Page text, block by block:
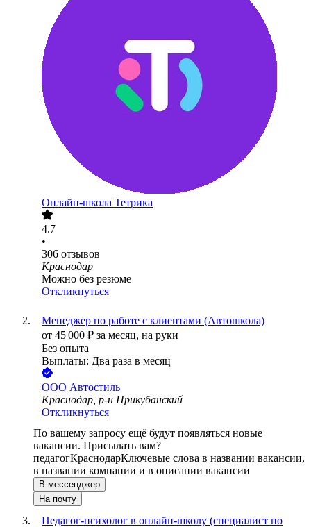
Онлайн-школа Тетрика
4.7
•
306 отзывов
Краснодар
Можно без резюме
Откликнуться
Менеджер по работе с клиентами (Автошкола)
от 45 000 ₽ за месяц, на руки
Без опыта
Выплаты: Два раза в месяц
ООО Автостиль
Краснодар, р-н Прикубанский
Откликнуться
По вашему запросу ещё будут появляться новые
вакансии. Присылать вам?
педагогКраснодарКлючевые слова в названии вакансии,
в названии компании и в описании вакансии
В мессенджер
На почту
Педагог-психолог в онлайн-школу (специалист по